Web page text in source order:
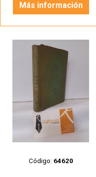
Más información
Código: 64620